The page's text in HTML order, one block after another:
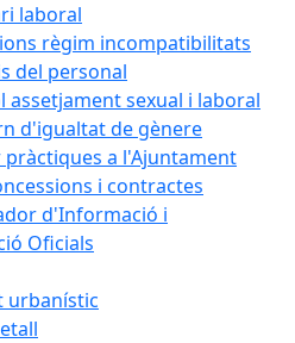
laboral
règim incompatibilitats
del personal
assetjament sexual i laboral
d'igualtat de gènere
pràctiques a l'Ajuntament
i contractes
d'Informació i
Oficials
urbanístic